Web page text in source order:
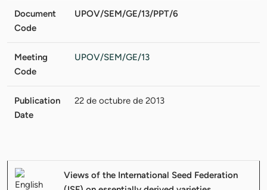
Document
Code
UPOV/SEM/GE/13/PPT/6
Meeting
Code
UPOV/SEM/GE/13
Publication
Date
22 de octubre de 2013
Views of the International Seed Federation